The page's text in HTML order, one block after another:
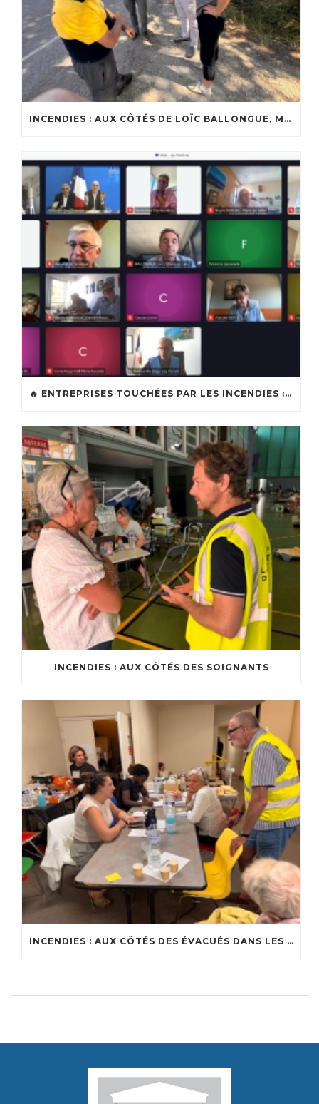
INCENDIES : AUX CÔTÉS DE LOÏC BALLONGUE, MAIRE DE LANTON
🔥 ENTREPRISES TOUCHÉES PAR LES INCENDIES : LES DISPOSITIFS D’ACCOMPAGNEMENT MIS EN PLACE AFIN DE SOUTENIR LES ENTREPRISES ET LES TRAVAILLEURS INDÉPENDANTS IMPACTÉS SUR LE BASSIN D’ARCACHON
INCENDIES : AUX CÔTÉS DES SOIGNANTS
INCENDIES : AUX CÔTÉS DES ÉVACUÉS DANS LES CENTRES D’ACCUEIL DU BASSIN